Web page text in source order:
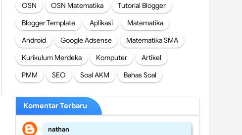
OSN OSN Matematika
Tutorial Blogger
Blogger Template
Aplikasi
Matematika
Android
Google Adsense
Matematika SMA
Kurikulum Merdeka
Komputer
Artikel
PMM
SEO Soal AKM Bahas Soal
Komentar Terbaru
nathan